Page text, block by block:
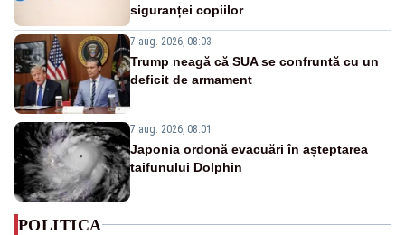
siguranței copiilor
7 aug. 2026, 08:03
Trump neagă că SUA se confruntă cu un
deficit de armament
7 aug. 2026, 08:01
Japonia ordonă evacuări în așteptarea
taifunului Dolphin
POLITICA